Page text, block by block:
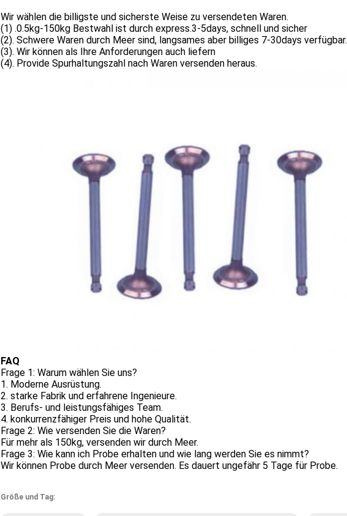
Wir wählen die billigste und sicherste Weise zu versendeten Waren.
(1) .0.5kg-150kg Bestwahl ist durch express.3-5days, schnell und sicher
(2). Schwere Waren durch Meer sind, langsames aber billiges 7-30days verfügbar.
(3). Wir können als Ihre Anforderungen auch liefern
(4). Provide Spurhaltungszahl nach Waren versenden heraus.
FAQ
Frage 1: Warum wählen Sie uns?
1. Moderne Ausrüstung.
2. starke Fabrik und erfahrene Ingenieure.
3. Berufs- und leistungsfähiges Team.
4. konkurrenzfähiger Preis und hohe Qualität.
Frage 2: Wie versenden Sie die Waren?
Für mehr als 150kg, versenden wir durch Meer.
Frage 3: Wie kann ich Probe erhalten und wie lang werden Sie es nimmt?
Wir können Probe durch Meer versenden. Es dauert ungefähr 5 Tage für Probe.
Größe und Tag: